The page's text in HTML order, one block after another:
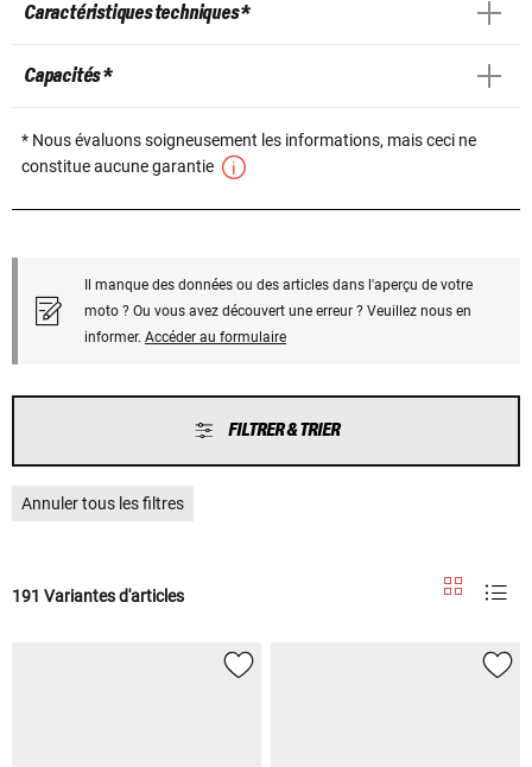
Caractéristiques techniques *
Capacités *
* Nous évaluons soigneusement les informations, mais ceci ne
constitue aucune garantie
Il manque des données ou des articles dans l'aperçu de votre
moto ? Ou vous avez découvert une erreur ? Veuillez nous en
informer. Accéder au formulaire
FILTRER & TRIER
Annuler tous les filtres
191 Variantes d'articles